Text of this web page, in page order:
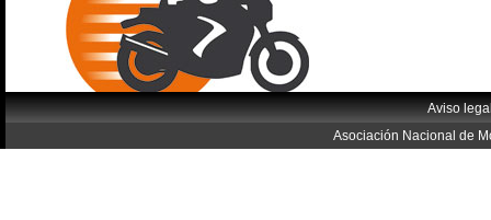
Aviso
Asociación Nacional de